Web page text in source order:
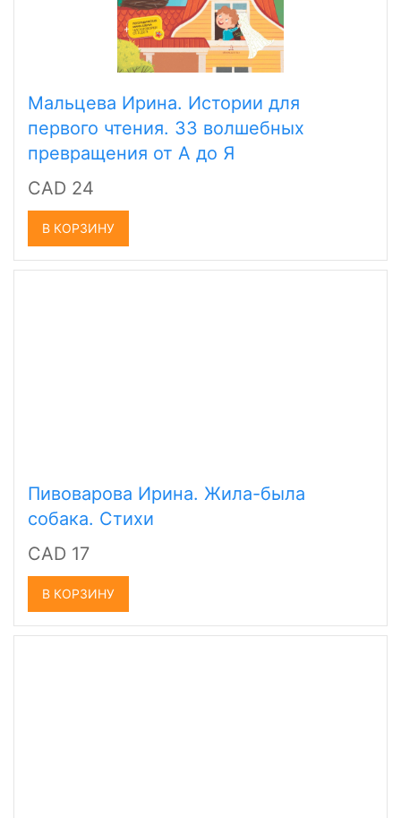
Мальцева Ирина. Истории для
первого чтения. 33 волшебных
превращения от А до Я
CAD 24
В КОРЗИНУ
Пивоварова Ирина. Жила-была
собака. Стихи
CAD 17
В КОРЗИНУ